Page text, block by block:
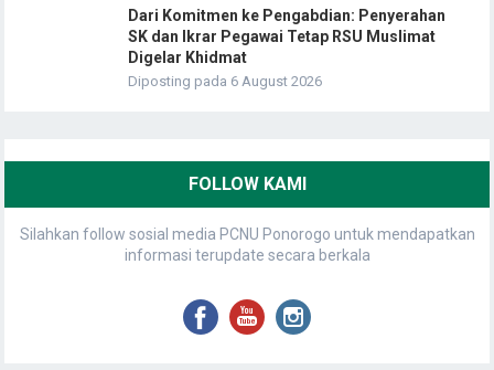
Dari Komitmen ke Pengabdian: Penyerahan
SK dan Ikrar Pegawai Tetap RSU Muslimat
Digelar Khidmat
Diposting pada 6 August 2026
FOLLOW KAMI
Silahkan follow sosial media PCNU Ponorogo untuk mendapatkan
informasi terupdate secara berkala